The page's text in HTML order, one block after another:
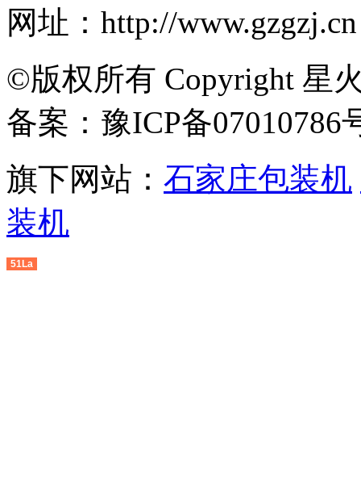
网址：http://www.gzgzj.cn
©版权所有 Copyright 星
备案：豫ICP备07010786
旗下网站： 石家庄包装机
装机
51La